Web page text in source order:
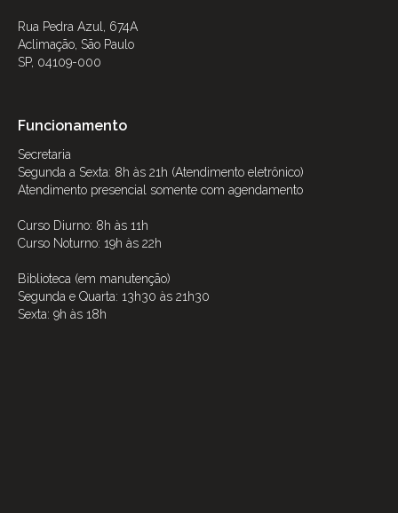
Rua Pedra Azul, 674A
Aclimação, São Paulo
SP, 04109-000
Funcionamento
Secretaria
Segunda a Sexta: 8h às 21h (Atendimento eletrônico)
Atendimento presencial somente com agendamento
Curso Diurno: 8h às 11h
Curso Noturno: 19h às 22h
Biblioteca (em manutenção)
Segunda e Quarta: 13h30 às 21h30
Sexta: 9h às 18h